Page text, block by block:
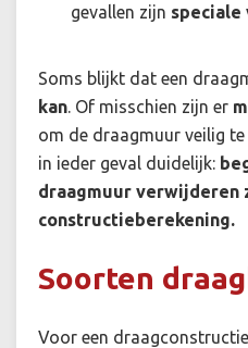
gevallen zijn speciale
Soms blijkt dat een
kan. Of misschien zijn er
om de draagmuur veilig
in ieder geval duidelijk:
draagmuur verwijderen
constructieberekening.
Soorten
Voor een